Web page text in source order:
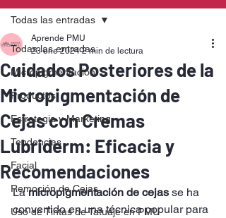
Todas las entradas
Micropigmentación
Productos
Estrategia y Marketing
Tendencias
Facial
Remoción de Cejas
Uso de Tintas de Tatuaje en PMU
Todas las entradas
Cuidados Posteriores de la
Micropigmentación de
Cejas con Cremas
Lubriderm: Eficacia y
Recomendaciones
Aprende PMU
23 ene 2024 2 min de lectura
La micropigmentación de cejas se ha
convertido en una técnica popular para